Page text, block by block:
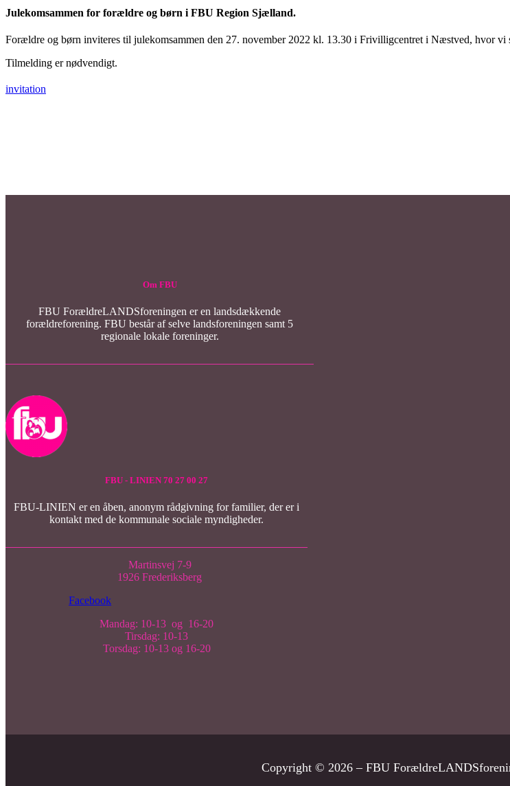
Julekomsammen for forældre og børn i FBU Region Sjælland.
Forældre og børn inviteres til julekomsammen den 27. november 2022 kl. 13.30 i Frivilligcentret i Næstved, hvor vi
Tilmelding er nødvendigt.
invitation
Om FBU
FBU ForældreLANDSforeningen er en landsdækkende
forældreforening. FBU består af selve landsforeningen samt 5
regionale lokale foreninger.
FBU - LINIEN 70 27 00 27
FBU-LINIEN er en åben, anonym rådgivning for familier, der er i
kontakt med de kommunale sociale myndigheder.
Martinsvej 7-9
1926 Frederiksberg
Facebook
Mandag: 10-13 og 16-20
Tirsdag: 10-13
Torsdag: 10-13 og 16-20
Copyright © 2026 – FBU